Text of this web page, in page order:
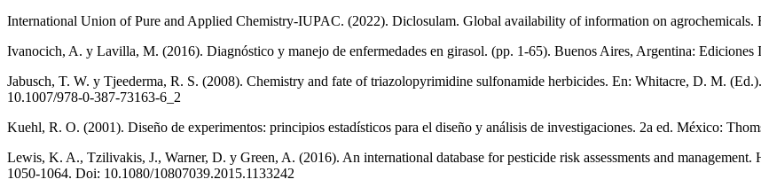
International Union of Pure and Applied Chemistry-IUPAC. (2022). Diclosulam. Global availability of information on agrochemicals.
Ivanocich, A. y Lavilla, M. (2016). Diagnóstico y manejo de enfermedades en girasol. (pp. 1-65). Buenos Aires, Argentina: Ediciones
Jabusch, T. W. y Tjeederma, R. S. (2008). Chemistry and fate of triazolopyrimidine sulfonamide herbicides. En: Whitacre, D. M.
10.1007/978-0-387-73163-6_2
Kuehl, R. O. (2001). Diseño de experimentos: principios estadísticos para el diseño y análisis de investigaciones. 2a ed. México:
Lewis, K. A., Tzilivakis, J., Warner, D. y Green, A. (2016). An international database for pesticide risk assessments and
1050-1064. Doi: 10.1080/10807039.2015.1133242